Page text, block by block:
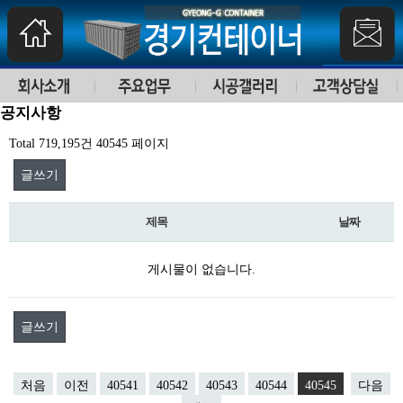
공지사항
Total 719,195건 40545 페이지
글쓰기
제목 날짜
게시물이 없습니다.
글쓰기
처음 이전 40541 40542 40543 40544 40545
다음